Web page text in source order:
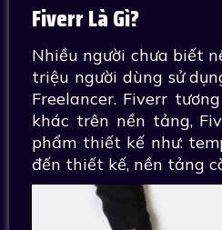
Fiverr Là Gì?
Nhiều người chưa biết
triệu người dùng sử
Freelancer. Fiverr
khác trên nền tảng,
phẩm thiết kế như:
đến thiết kế, nền tảng